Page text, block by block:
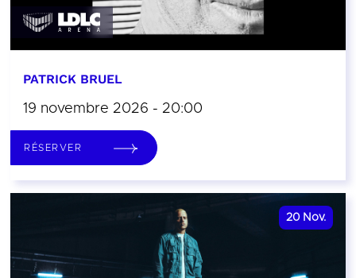
PATRICK BRUEL
19 novembre 2026 - 20:00
RÉSERVER
20 Nov.